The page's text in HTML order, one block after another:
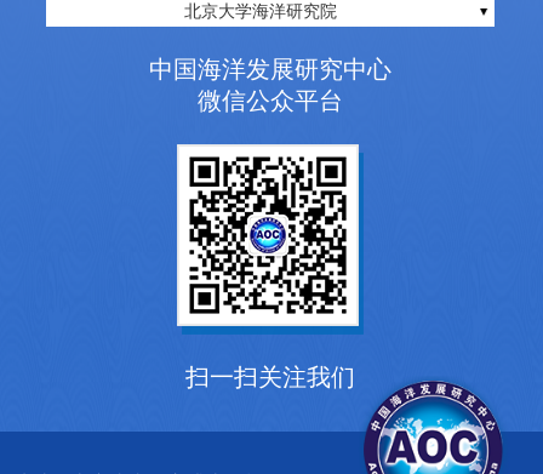
北京大学海洋研究院
中国海洋发展研究中心
微信公众平台
扫一扫关注我们